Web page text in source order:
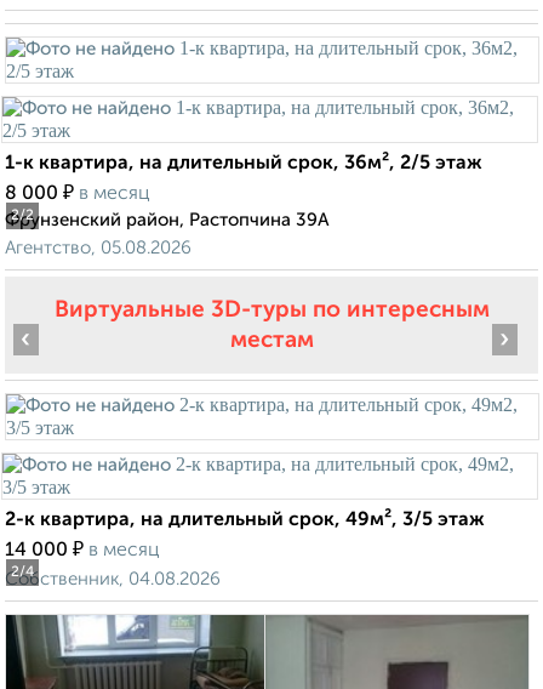
2/2
1-к квартира, на длительный срок, 36м², 2/5 этаж
8 000 ₽ в месяц
Фрунзенский район, Растопчина 39А
Агентство, 05.08.2026
Виртуальные 3D-туры по интересным
местам
2/4
‹ ›
2-к квартира, на длительный срок, 49м², 3/5 этаж
14 000 ₽ в месяц
Собственник, 04.08.2026